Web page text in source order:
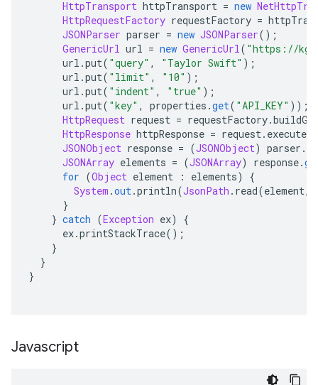
HttpTransport httpTransport = new
HttpRequestFactory requestFactory =
JSONParser parser = new JSONParser();
GenericUrl url = new GenericUrl( "https://
url .put( "query" , "Taylor Swift" );
url .put( "limit" , "10" );
url .put( "indent" , "true" );
url .put( "key" , properties .get( "API_KEY" ));
HttpRequest request = requestFactory.
HttpResponse httpResponse = request. execute
JSONObject response = (JSONObject) parser .
JSONArray elements = (JSONArray) response.
for (Object element : elements)
{
System .out.println(JsonPath . read(element,
}
} catch (Exception ex)
{
ex.printStackTrace();
}
}
}
Javascript